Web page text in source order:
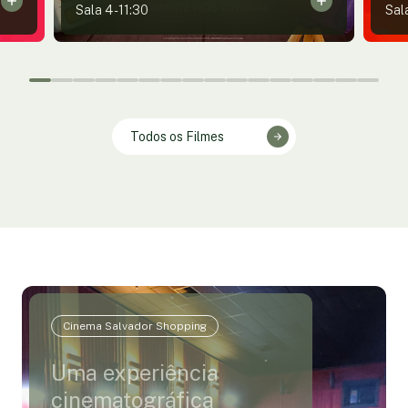
Sala 4-11:30
Todos os Filmes
Cinema Salvador Shopping
Uma experiência
cinematográfica